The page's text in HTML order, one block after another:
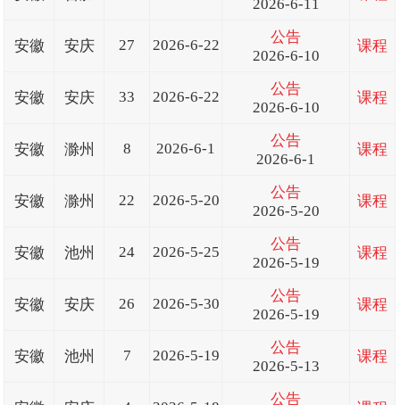
2026-6-11
安徽 安庆 27 2026-6-22
公告
2026-6-10
课程
安徽 安庆 33 2026-6-22
公告
2026-6-10
课程
安徽 滁州 8 2026-6-1
公告
2026-6-1
课程
安徽 滁州 22 2026-5-20
公告
2026-5-20
课程
安徽 池州 24 2026-5-25
公告
2026-5-19
课程
安徽 安庆 26 2026-5-30
公告
2026-5-19
课程
安徽 池州 7 2026-5-19
公告
2026-5-13
课程
公告